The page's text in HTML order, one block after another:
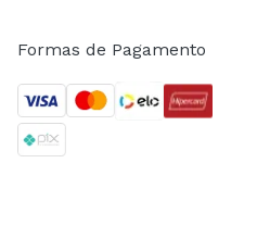
Formas de Pagamento